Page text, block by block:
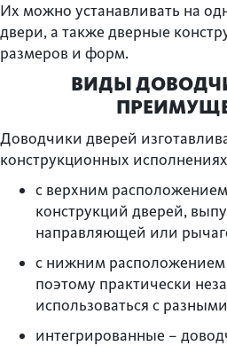
Их можно устанавливать на
двери, а также дверные
размеров и форм.
ВИДЫ
Доводчики дверей
конструкционных
с верхним
конструкций дверей,
направляющей или
с нижним
поэтому практически
использоваться с
интегрированные –